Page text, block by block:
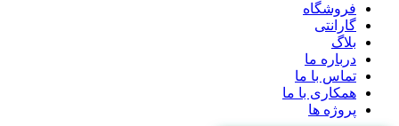
فروشگاه
گارانتی
بلاگ
درباره ما
تماس با ما
همکاری با ما
پروژه ها